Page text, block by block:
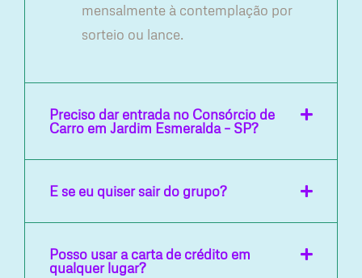
mensalmente à contemplação por
sorteio ou lance.
Preciso dar entrada no Consórcio de
Carro em Jardim Esmeralda – SP?
E se eu quiser sair do grupo?
Posso usar a carta de crédito em
qualquer lugar?